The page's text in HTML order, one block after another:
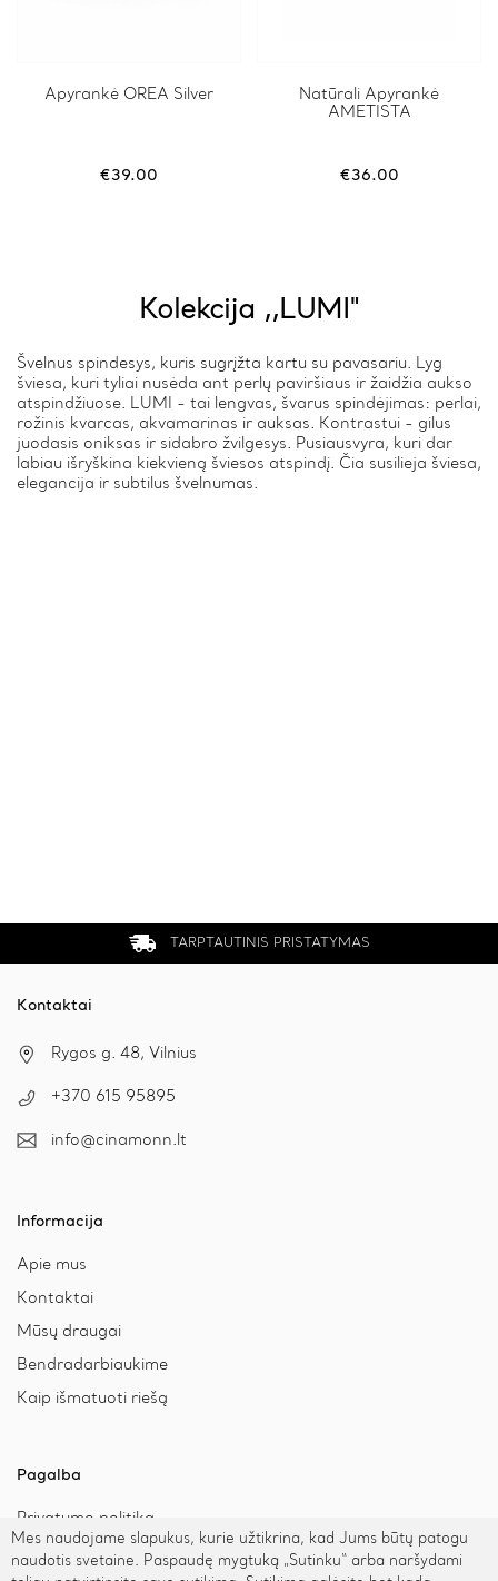
Apyrankė OREA Silver
€39.00
Natūrali Apyrankė
AMETISTA
€36.00
the
page
Kolekcija ,,LUMI"
Švelnus spindesys, kuris sugrįžta kartu su pavasariu. Lyg
šviesa, kuri tyliai nusėda ant perlų paviršiaus ir žaidžia aukso
atspindžiuose. LUMI - tai lengvas, švarus spindėjimas: perlai,
rožinis kvarcas, akvamarinas ir auksas. Kontrastui - gilus
juodasis oniksas ir sidabro žvilgesys. Pusiausvyra, kuri dar
labiau išryškina kiekvieną šviesos atspindį. Čia susilieja šviesa,
elegancija ir subtilus švelnumas.
TARPTAUTINIS PRISTATYMAS
Kontaktai
Rygos g. 48, Vilnius
+370 615 95895
info@cinamonn.lt
Informacija
Apie mus
Kontaktai
Mūsų draugai
Bendradarbiaukime
Kaip išmatuoti riešą
Pagalba
Privatumo politika
Pristatymas ir grąžinimas
Mes naudojame slapukus, kurie užtikrina, kad Jums būtų patogu
naudotis svetaine. Paspaudę mygtuką „Sutinku“ arba naršydami